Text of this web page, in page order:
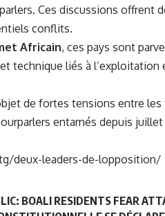
Ces discussions offrent
conflits.
Africain, ces pays sont
technique liés à l’exploitation
de fortes tensions entre les
entamés depuis
deux-leaders-de-lopposition/
BOALI RESIDENTS FEAR